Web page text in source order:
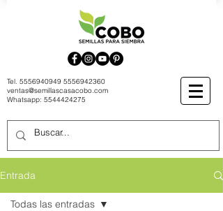
Tel. 5556940949 5556942360
ventas@semillascasacobo.com
Whatsapp: 5544424275
Entrada
Todas las entradas